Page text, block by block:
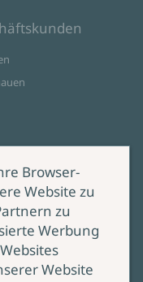
Browser-
Website zu
zu
Werbung
Website